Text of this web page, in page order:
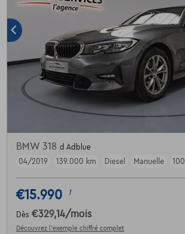
BMW 318 d Adblue
04/2019
139.000 km Diesel Manuelle
€15.990 1
Dès €329,14/mois
Découvrez l’exemple chiffré complet